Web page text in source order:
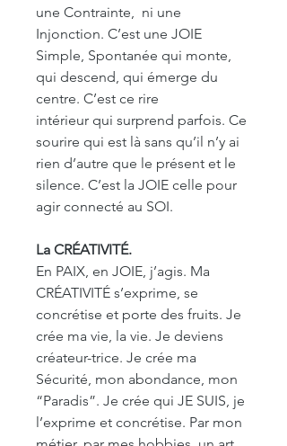
une Contrainte, ni une
Injonction. C’est une JOIE
Simple, Spontanée qui monte,
qui descend, qui émerge du
centre. C’est ce rire
intérieur qui surprend parfois. Ce
sourire qui est là sans qu’il n’y ai
rien d’autre que le présent et le
silence. C’est la JOIE celle pour
agir connecté au SOI.
La CRÉATIVITÉ.
En PAIX, en JOIE, j’agis. Ma
CRÉATIVITÉ s’exprime, se
concrétise et porte des fruits. Je
crée ma vie, la vie. Je deviens
créateur-trice. Je crée ma
Sécurité, mon abondance, mon
“Paradis”. Je crée qui JE SUIS, je
l’exprime et concrétise. Par mon